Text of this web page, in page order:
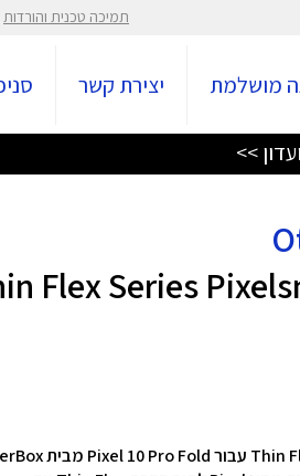
תמיכה טכנית והורדות
מושלמת יצירת קשר